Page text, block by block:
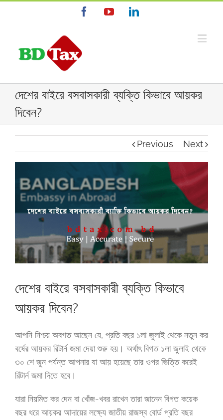
FacebookYouTubeLinkedin
দেশের বাইরে বসবাসকারী ব্যক্তি কিভাবে আয়কর
দিবেন?
Previous Next
দেশের বাইরে বসবাসকারী ব্যক্তি কিভাবে
আয়কর দিবেন?
আপনি নিশ্চয় অবগত আছেন যে, প্রতি বছর ১লা জুলাই থেকে নতুন কর
বর্ষের আয়কর রিটার্ন জমা দেয়া শুরু হয়। অর্থাৎ বিগত ১লা জুলাই থেকে
৩০ শে জুন পর্যন্ত আপনার যা আয় হয়েছে তার ওপর ভিত্তি করেই
রিটার্ন জমা দিতে হবে।
যারা নিয়মিত কর দেন বা খোঁজ-খবর রাখেন তারা জানেন বিগত কয়েক
বছর ধরে আয়কর আদায়ের লক্ষ্যে জাতীয় রাজস্ব বোর্ড প্রতি বছর